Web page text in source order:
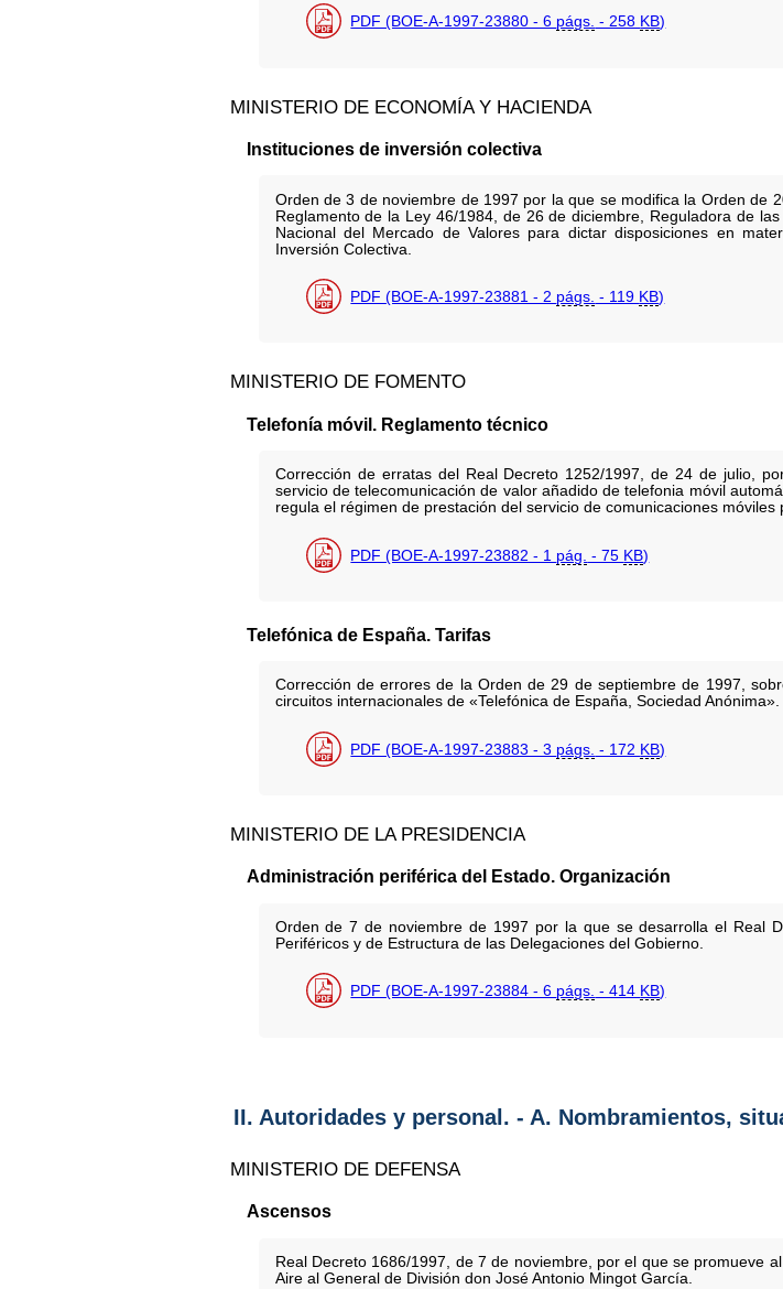
PDF (BOE-A-1997-23880 - 6 págs. - 258 KB)
MINISTERIO DE ECONOMÍA Y HACIENDA
Instituciones de inversión colectiva
Orden de 3 de noviembre de 1997 por la que se modifica la Orden de
Reglamento de la Ley 46/1984, de 26 de diciembre, Reguladora de
Nacional del Mercado de Valores para dictar disposiciones en
Inversión Colectiva.
PDF (BOE-A-1997-23881 - 2 págs. - 119 KB)
MINISTERIO DE FOMENTO
Telefonía móvil. Reglamento técnico
Corrección de erratas del Real Decreto 1252/1997, de 24 de julio,
servicio de telecomunicación de valor añadido de telefonia móvil
regula el régimen de prestación del servicio de comunicaciones
PDF (BOE-A-1997-23882 - 1 pág. - 75 KB)
Telefónica de España. Tarifas
Corrección de errores de la Orden de 29 de septiembre de 1997,
circuitos internacionales de «Telefónica de España, Sociedad Anónima».
PDF (BOE-A-1997-23883 - 3 págs. - 172 KB)
MINISTERIO DE LA PRESIDENCIA
Administración periférica del Estado. Organización
Orden de 7 de noviembre de 1997 por la que se desarrolla el Real
Periféricos y de Estructura de las Delegaciones del Gobierno.
PDF (BOE-A-1997-23884 - 6 págs. - 414 KB)
II. Autoridades y personal. - A. Nombramientos,
MINISTERIO DE DEFENSA
Ascensos
Real Decreto 1686/1997, de 7 de noviembre, por el que se promueve
Aire al General de División don José Antonio Mingot García.